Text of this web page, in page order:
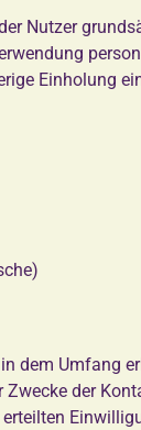
Nutzer
Einholung
dem Umfang
der